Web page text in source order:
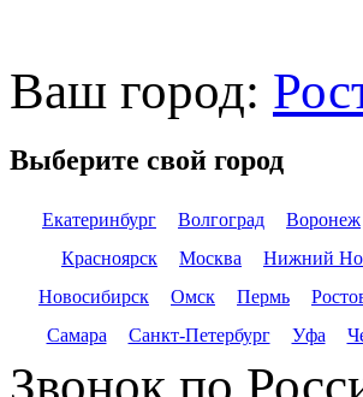
Ваш город:
Выберите свой город
Екатеринбург Волгоград Воронеж
Красноярск
Москва
Нижний
Новосибирск
Омск Пермь
Самара
Санкт-Петербург Уфа
Звонок по